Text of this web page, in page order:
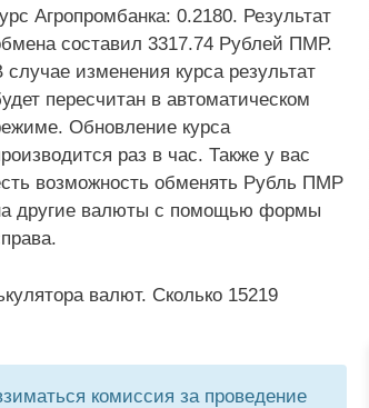
Агропромбанка: 0.2180. Результат
составил 3317.74 Рублей ПМР.
случае изменения курса результат
пересчитан в автоматическом
Обновление курса
раз в час. Также у вас
возможность обменять Рубль ПМР
другие валюты с помощью формы
валют. Сколько 15219
комиссия за проведение